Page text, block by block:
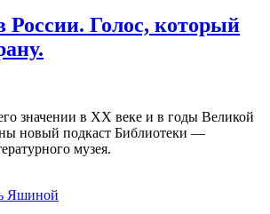
России. Голос, который
значении в XX веке и в годы Великой
новый подкаст Библиотеки —
музея.
Яшиной